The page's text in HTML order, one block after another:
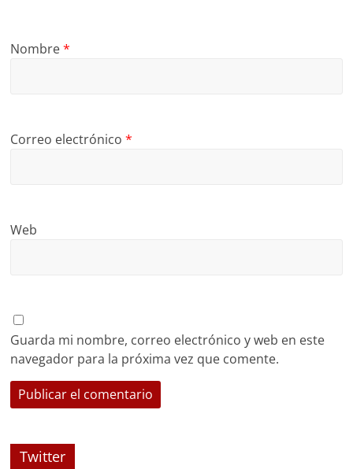
Nombre*
Correo electrónico*
Web
Guarda mi nombre, correo electrónico y web en este
navegador para la próxima vez que comente.
Twitter